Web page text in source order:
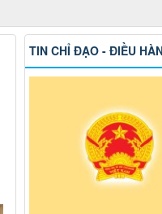
TIN CHỈ ĐẠO - ĐIỀU